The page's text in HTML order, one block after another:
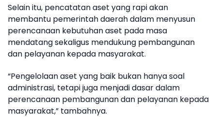
Selain itu, pencatatan aset yang rapi akan
membantu pemerintah daerah dalam menyusun
perencanaan kebutuhan aset pada masa
mendatang sekaligus mendukung pembangunan
dan pelayanan kepada masyarakat.
“Pengelolaan aset yang baik bukan hanya soal
administrasi, tetapi juga menjadi dasar dalam
perencanaan pembangunan dan pelayanan kepada
masyarakat,” tambahnya.